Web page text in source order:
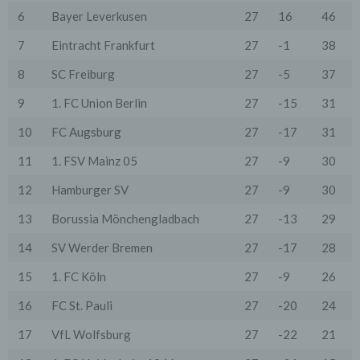
6
Bayer Leverkusen 27 16
46
7
Eintracht Frankfurt 27 -1
38
8
SC Freiburg 27 -5
37
9
1. FC Union Berlin 27 -15
31
10
FC Augsburg 27 -17
31
11
1. FSV Mainz 05 27 -9
30
12
Hamburger SV 27 -9
30
13
Borussia Mönchengladbach 27 -13
29
14
SV Werder Bremen 27 -17
28
15
1. FC Köln 27 -9
26
16
FC St. Pauli 27 -20
24
17
VfL Wolfsburg 27 -22
21
wenn dies für Abrechnungszwecke notwendig ist (z.B.
an einen Zahlungsdienstleister) oder für andere
vertraglichen Verpflichtungen gegenüber den Nutzern
oder Email) werden die Angaben des Nutzers zwecks
Anschlussfragen entstehen, gespeichert.
ihren Verwendungszweck erfüllt haben und der
entgegenstehen.
4. Erhebung von Zugriffsdaten
Wir erheben Daten über jeden Zugriff auf den Server,
auf dem sich dieser Dienst befindet (so genannte
Serverlogfiles). Zu den Zugriffsdaten gehören Name
des Abrufs, übertragene Datenmenge, Meldung über
Betriebssystem des Nutzers, Referrer URL (die zuvor
Provider.